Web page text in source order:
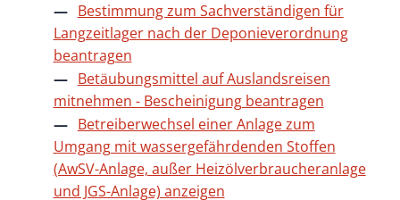
Bestimmung zum Sachverständigen für
Langzeitlager nach der Deponieverordnung
beantragen
Betäubungsmittel auf Auslandsreisen
mitnehmen - Bescheinigung beantragen
Betreiberwechsel einer Anlage zum
Umgang mit wassergefährdenden Stoffen
(AwSV-Anlage, außer Heizölverbraucheranlage
und JGS-Anlage) anzeigen